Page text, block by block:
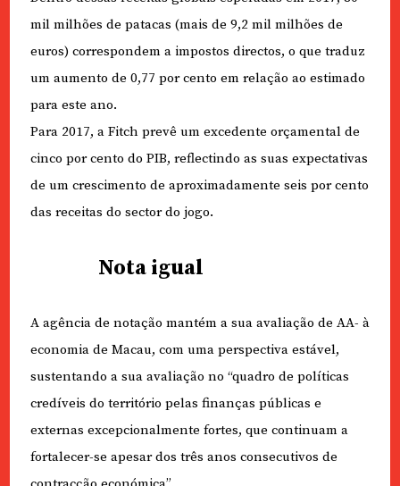
mil milhões de patacas (mais de 9,2 mil milhões de
euros) correspondem a impostos directos, o que traduz
um aumento de 0,77 por cento em relação ao estimado
para este ano.
Para 2017, a Fitch prevê um excedente orçamental de
cinco por cento do PIB, reflectindo as suas expectativas
de um crescimento de aproximadamente seis por cento
das receitas do sector do jogo.
Nota igual
A agência de notação mantém a sua avaliação de AA- à
economia de Macau, com uma perspectiva estável,
sustentando a sua avaliação no “quadro de políticas
credíveis do território pelas finanças públicas e
externas excepcionalmente fortes, que continuam a
fortalecer-se apesar dos três anos consecutivos de